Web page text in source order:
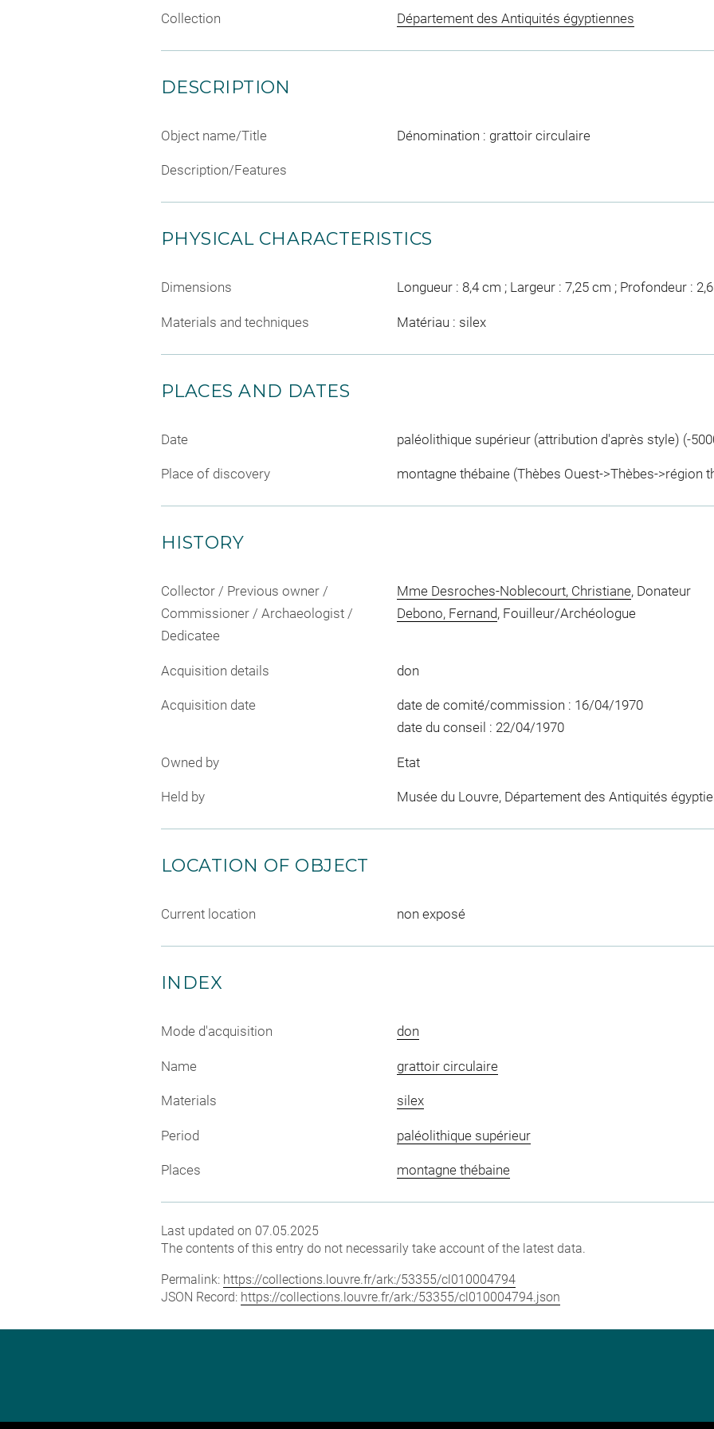
Collection Département des Antiquités égyptiennes
DESCRIPTION
Object name/Title Dénomination : grattoir circulaire
Description/Features
PHYSICAL CHARACTERISTICS
Dimensions Longueur : 8,4 cm ; Largeur : 7,25 cm ; Profondeur :
Materials and techniques Matériau : silex
PLACES AND DATES
Date paléolithique supérieur (attribution d'après style) (-
Place of discovery montagne thébaine (Thèbes Ouest->Thèbes->région
HISTORY
Collector / Previous owner /
Commissioner / Archaeologist /
Dedicatee
Mme Desroches-Noblecourt, Christiane, Donateur
Debono, Fernand, Fouilleur/Archéologue
Acquisition details don
Acquisition date
date de comité/commission : 16/04/1970
date du conseil : 22/04/1970
Owned by Etat
Held by Musée du Louvre, Département des Antiquités
LOCATION OF OBJECT
Current location non exposé
INDEX
Mode d'acquisition don
Name grattoir circulaire
Materials silex
Period paléolithique supérieur
Places montagne thébaine
Last updated on 07.05.2025
The contents of this entry do not necessarily take account of the latest data.
Permalink: https://collections.louvre.fr/ark:/53355/cl010004794
JSON Record: https://collections.louvre.fr/ark:/53355/cl010004794.json